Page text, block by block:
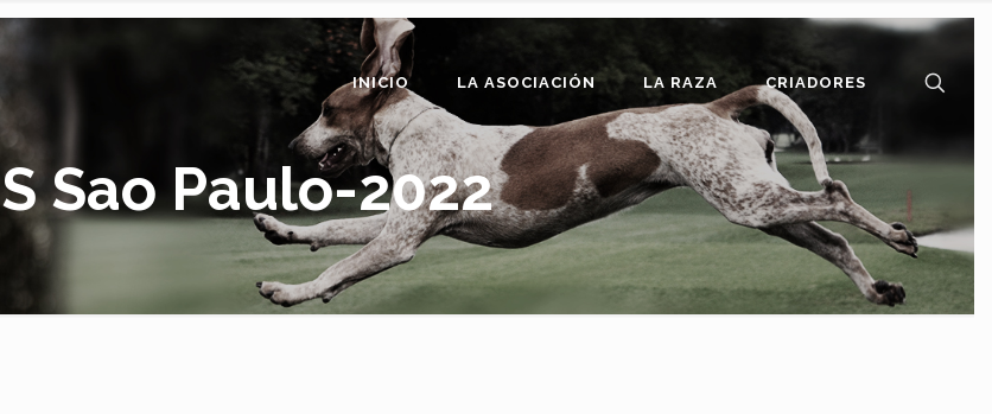
INICIO LA ASOCIACIÓN LA RAZA CRIADORES
Sao Paulo-2022